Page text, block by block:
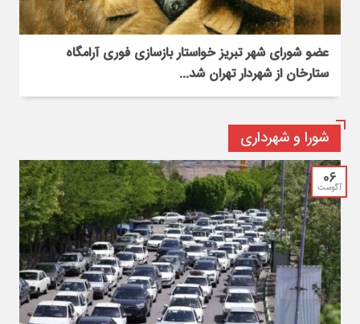
عضو شورای شهر تبریز خواستار بازسازی فوری آرامگاه
ستارخان از شهردار تهران شد...
شورا و شهرداری
06
آگوست